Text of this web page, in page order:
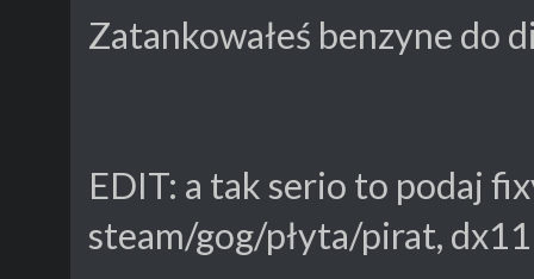
Zatankowałeś benzyne do
EDIT: a tak serio to podaj
steam/gog/płyta/pirat,